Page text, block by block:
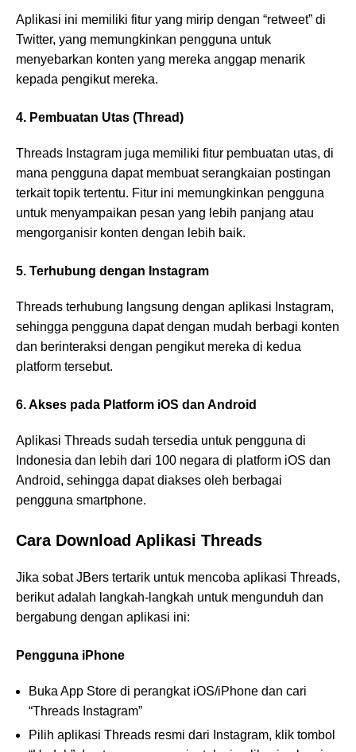
Aplikasi ini memiliki fitur yang mirip dengan “retweet” di
Twitter, yang memungkinkan pengguna untuk
menyebarkan konten yang mereka anggap menarik
kepada pengikut mereka.
4. Pembuatan Utas (Thread)
Threads Instagram juga memiliki fitur pembuatan utas, di
mana pengguna dapat membuat serangkaian postingan
terkait topik tertentu. Fitur ini memungkinkan pengguna
untuk menyampaikan pesan yang lebih panjang atau
mengorganisir konten dengan lebih baik.
5. Terhubung dengan Instagram
Threads terhubung langsung dengan aplikasi Instagram,
sehingga pengguna dapat dengan mudah berbagi konten
dan berinteraksi dengan pengikut mereka di kedua
platform tersebut.
6. Akses pada Platform iOS dan Android
Aplikasi Threads sudah tersedia untuk pengguna di
Indonesia dan lebih dari 100 negara di platform iOS dan
Android, sehingga dapat diakses oleh berbagai
pengguna smartphone.
Cara Download Aplikasi Threads
Jika sobat JBers tertarik untuk mencoba aplikasi Threads,
berikut adalah langkah-langkah untuk mengunduh dan
bergabung dengan aplikasi ini:
Pengguna iPhone
Buka App Store di perangkat iOS/iPhone dan cari
“Threads Instagram”
Pilih aplikasi Threads resmi dari Instagram, klik tombol